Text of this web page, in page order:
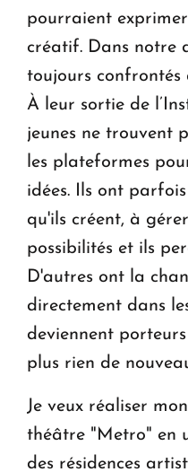
pourraient
créatif. Dans notre
toujours confrontés
À leur sortie de
jeunes ne trouvent
les plateformes
idées. Ils ont
qu'ils créent, à
possibilités et ils
D'autres ont la
directement dans
deviennent
plus rien de
Je veux réaliser
théâtre "Metro" en
des résidences